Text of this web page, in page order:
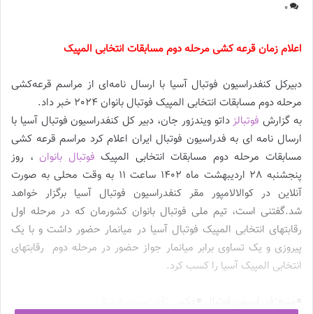
0
اعلام زمان قرعه کشی مرحله دوم مسابقات انتخابی المپیک
دبیرکل کنفدراسیون فوتبال آسیا با ارسال نامه‌ای از مراسم قرعه‌کشی
مرحله دوم مسابقات انتخابی المپیک فوتبال بانوان 2024 خبر داد.
به گزارش فوتبالز داتو ویندزور جان، دبیر کل کنفدراسیون فوتبال آسیا با
ارسال نامه ای به فدراسیون فوتبال ایران اعلام کرد مراسم قرعه کشی
مسابقات مرحله دوم مسابقات انتخابی المپیک فوتبال بانوان ، روز
پنجشنبه 28 اردیبهشت ماه 1402 ساعت 11 به وقت محلی به صورت
آنلاین در کوالالامپور مقر کنفدراسیون فوتبال آسیا برگزار خواهد
شد.گفتنی است، تیم ملی فوتبال بانوان کشورمان که در مرحله اول
رقابتهای انتخابی المپیک فوتبال آسیا در میانمار حضور داشت و با یک
پیروزی و یک تساوی برابر میانمار جواز حضور در مرحله دوم رقابتهای
انتخابی المپیک آسیا را کسب کرد.